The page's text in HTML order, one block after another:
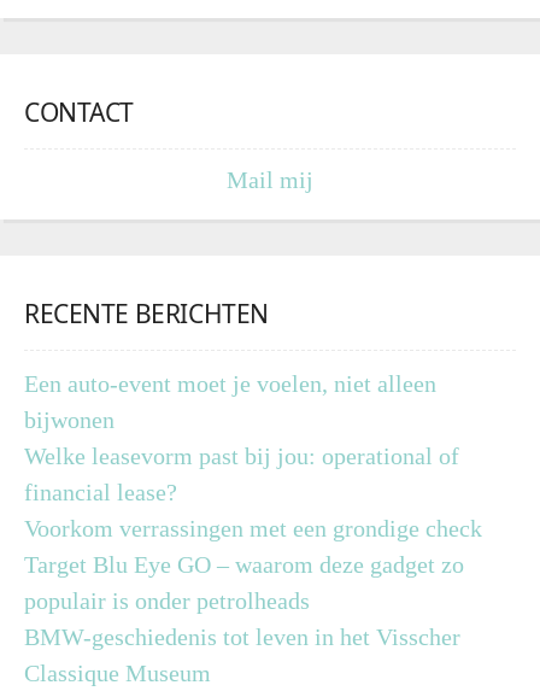
CONTACT
Mail mij
RECENTE BERICHTEN
Een auto-event moet je voelen, niet alleen
bijwonen
Welke leasevorm past bij jou: operational of
financial lease?
Voorkom verrassingen met een grondige check
Target Blu Eye GO – waarom deze gadget zo
populair is onder petrolheads
BMW-geschiedenis tot leven in het Visscher
Classique Museum